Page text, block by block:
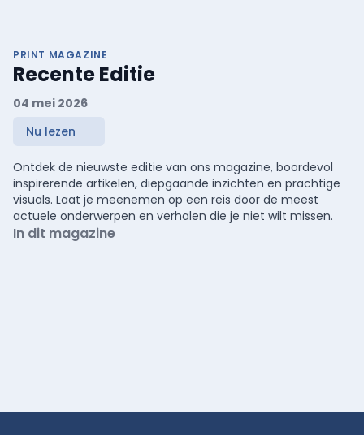
PRINT MAGAZINE
Recente Editie
04 mei 2026
Nu lezen
Ontdek de nieuwste editie van ons magazine, boordevol
inspirerende artikelen, diepgaande inzichten en prachtige
visuals. Laat je meenemen op een reis door de meest
actuele onderwerpen en verhalen die je niet wilt missen.
In dit magazine